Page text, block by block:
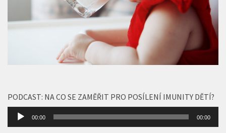
PODCAST: NA CO SE ZAMĚŘIT PRO POSÍLENÍ IMUNITY DĚTÍ?
Audio
přehrávač
00:00 00:00